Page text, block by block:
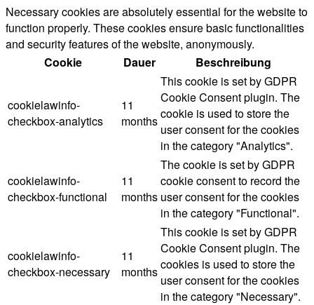
Necessary cookies are absolutely essential for the website to
function properly. These cookies ensure basic functionalities
and security features of the website, anonymously.
Cookie
Dauer Beschreibung
cookielawinfo-
checkbox-analytics
11
months
This cookie is set by GDPR
Cookie Consent plugin. The
cookie is used to store the
user consent for the cookies
in the category "Analytics".
cookielawinfo-
checkbox-functional
11
months
The cookie is set by GDPR
cookie consent to record the
user consent for the cookies
in the category "Functional".
cookielawinfo-
checkbox-necessary
11
months
This cookie is set by GDPR
Cookie Consent plugin. The
cookies is used to store the
user consent for the cookies
in the category "Necessary".